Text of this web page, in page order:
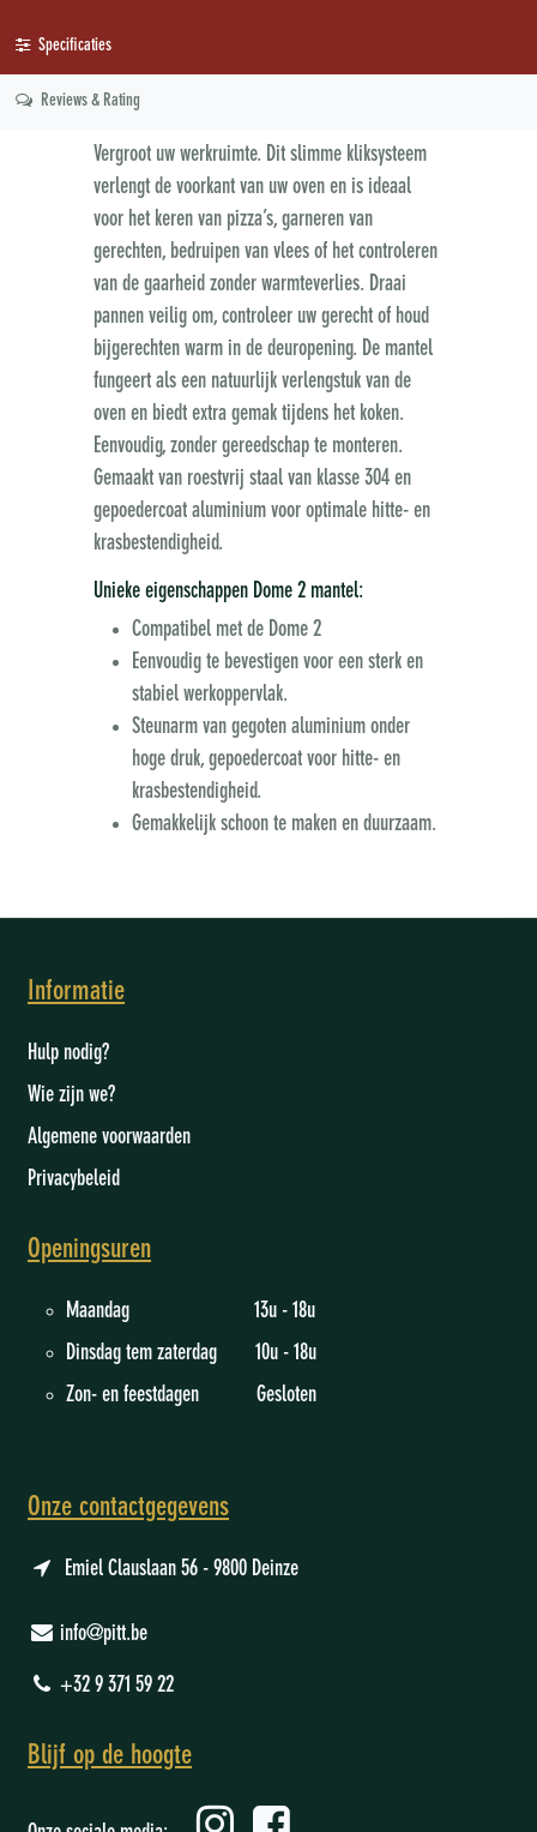
Specificaties
Reviews & Rating
Vergroot uw werkruimte. Dit slimme kliksysteem
verlengt de voorkant van uw oven en is ideaal
voor het keren van pizza’s, garneren van
gerechten, bedruipen van vlees of het controleren
van de gaarheid zonder warmteverlies. Draai
pannen veilig om, controleer uw gerecht of houd
bijgerechten warm in de deuropening. De mantel
fungeert als een natuurlijk verlengstuk van de
oven en biedt extra gemak tijdens het koken.
Eenvoudig, zonder gereedschap te monteren.
Gemaakt van roestvrij staal van klasse 304 en
gepoedercoat aluminium voor optimale hitte- en
krasbestendigheid.
Unieke eigenschappen Dome 2 mantel:
Compatibel met de Dome 2
Eenvoudig te bevestigen voor een sterk en
stabiel werkoppervlak.
Steunarm van gegoten aluminium onder
hoge druk, gepoedercoat voor hitte- en
krasbestendigheid.
Gemakkelijk schoon te maken en duurzaam.
Informatie
Hulp nodig?
Wie zijn we?
Algemene voorwaarden
Privacybeleid
Openingsuren
Maandag 13u - 18u
Dinsdag tem zaterdag 10u - 18u
Zon- en feestdagen Gesloten
Onze contactgegevens
Emiel Clauslaan 56 - 9800 Deinze
info@pitt.be
+32 9 371 59 22
Blijf op de hoogte